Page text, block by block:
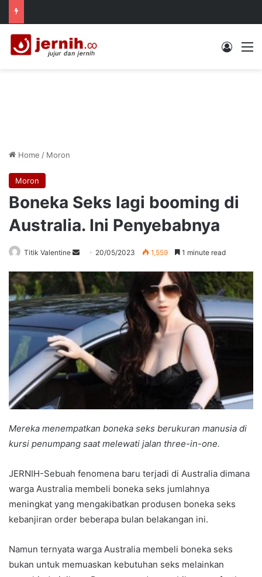
Log In
Home / Moron
Moron
Boneka Seks lagi booming di
Australia. Ini Penyebabnya
Titik Valentine
Send
email
20/05/2023 1,559 1 minute read
Mereka menempatkan boneka seks berukuran manusia di
kursi penumpang saat melewati jalan three-in-one.
JERNIH-Sebuah fenomena baru terjadi di Australia dimana
warga Australia membeli boneka seks jumlahnya
meningkat yang mengakibatkan produsen boneka seks
kebanjiran order beberapa bulan belakangan ini.
Namun ternyata warga Australia membeli boneka seks
bukan untuk memuaskan kebutuhan seks melainkan